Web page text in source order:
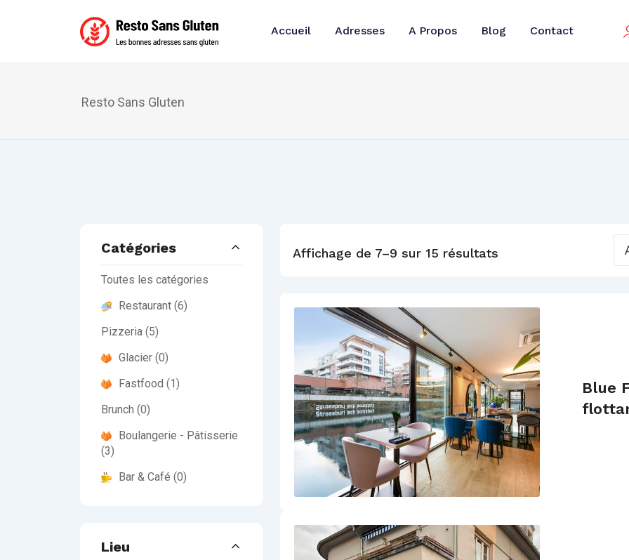
Accueil Adresses A Propos Blog Contact
Resto Sans Gluten
Affichage de 7–9 sur 15 résultats
Blue
Catégories
Toutes les catégories
Restaurant (6)
Pizzeria (5)
Glacier (0)
Fastfood (1)
Brunch (0)
Boulangerie - Pâtisserie
(3)
Bar & Café (0)
Lieu